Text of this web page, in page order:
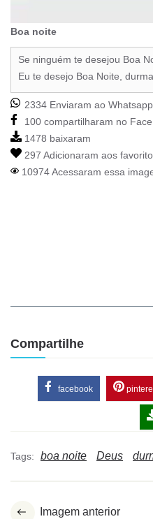
Boa noite
Se ninguém te desejou Boa
Eu te desejo Boa Noite,
2334 Enviaram ao
100 compartilharam no
1478 baixaram
297 Adicionaram aos
10974 Acessaram essa
Compartilhe
facebook
Tags: boa noite Deus
Imagem anterior